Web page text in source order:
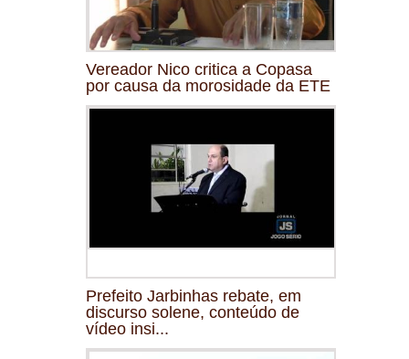
Vereador Nico critica a Copasa
por causa da morosidade da ETE
Prefeito Jarbinhas rebate, em
discurso solene, conteúdo de
vídeo insi...